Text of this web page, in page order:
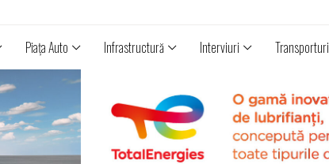
Piaţa Auto Infrastructură Interviuri Transporturi